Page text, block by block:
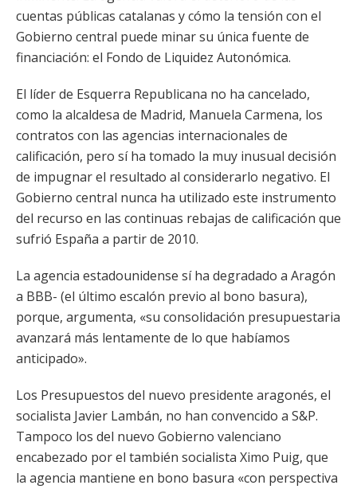
cuentas públicas catalanas y cómo la tensión con el
Gobierno central puede minar su única fuente de
financiación: el Fondo de Liquidez Autonómica.
El líder de Esquerra Republicana no ha cancelado,
como la alcaldesa de Madrid, Manuela Carmena, los
contratos con las agencias internacionales de
calificación, pero sí ha tomado la muy inusual decisión
de impugnar el resultado al considerarlo negativo. El
Gobierno central nunca ha utilizado este instrumento
del recurso en las continuas rebajas de calificación que
sufrió España a partir de 2010.
La agencia estadounidense sí ha degradado a Aragón
a BBB- (el último escalón previo al bono basura),
porque, argumenta, «su consolidación presupuestaria
avanzará más lentamente de lo que habíamos
anticipado».
Los Presupuestos del nuevo presidente aragonés, el
socialista Javier Lambán, no han convencido a S&P.
Tampoco los del nuevo Gobierno valenciano
encabezado por el también socialista Ximo Puig, que
la agencia mantiene en bono basura «con perspectiva